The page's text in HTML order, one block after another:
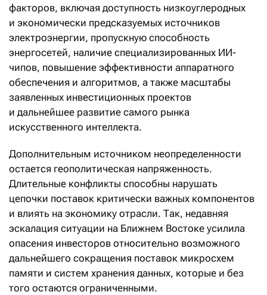
факторов, включая доступность низкоуглеродных
и экономически предсказуемых источников
электроэнергии, пропускную способность
энергосетей, наличие специализированных ИИ-
чипов, повышение эффективности аппаратного
обеспечения и алгоритмов, а также масштабы
заявленных инвестиционных проектов
и дальнейшее развитие самого рынка
искусственного интеллекта.
Дополнительным источником неопределенности
остается геополитическая напряженность.
Длительные конфликты способны нарушать
цепочки поставок критически важных компонентов
и влиять на экономику отрасли. Так, недавняя
эскалация ситуации на Ближнем Востоке усилила
опасения инвесторов относительно возможного
дальнейшего сокращения поставок микросхем
памяти и систем хранения данных, которые и без
того остаются ограниченными.